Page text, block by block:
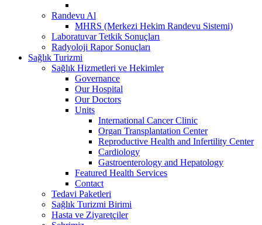
Randevu Al
MHRS (Merkezi Hekim Randevu Sistemi)
Laboratuvar Tetkik Sonuçları
Radyoloji Rapor Sonuçları
Sağlık Turizmi
Sağlık Hizmetleri ve Hekimler
Governance
Our Hospital
Our Doctors
Units
International Cancer Clinic
Organ Transplantation Center
Reproductive Health and Infertility Center
Cardiology
Gastroenterology and Hepatology
Featured Health Services
Contact
Tedavi Paketleri
Sağlık Turizmi Birimi
Hasta ve Ziyaretçiler